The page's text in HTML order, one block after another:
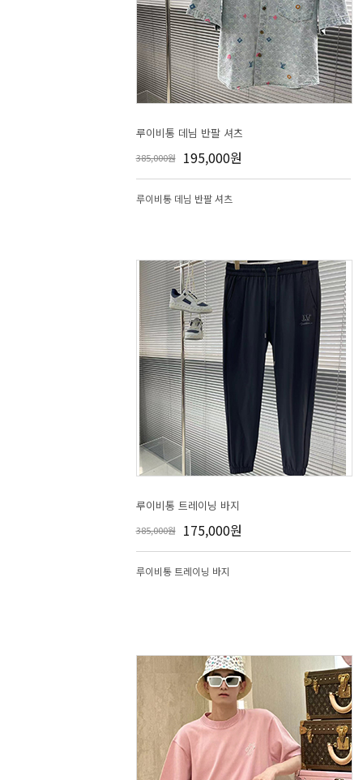
루이비통 데님 반팔 셔츠
385,000원 195,000원
루이비통 데님 반팔 셔츠
루이비통 트레이닝 바지
385,000원 175,000원
루이비통 트레이닝 바지